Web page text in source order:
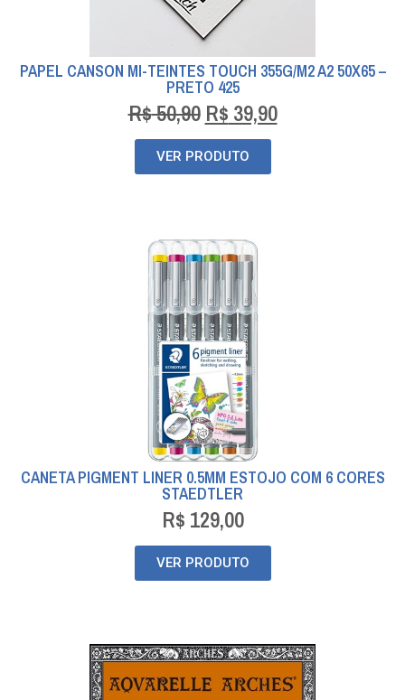
PAPEL CANSON MI-TEINTES TOUCH 355G/M2 A2 50X65 –
PRETO 425
R$50,90 R$ 39,90
VER PRODUTO
CANETA PIGMENT LINER 0.5MM ESTOJO COM 6 CORES
STAEDTLER
R$ 129,00
VER PRODUTO